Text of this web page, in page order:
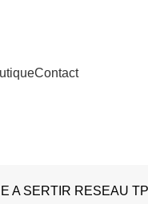
Contact
A SERTIR RESEAU